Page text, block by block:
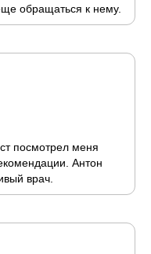
обращаться к нему.
посмотрел меня
Антон
врач.